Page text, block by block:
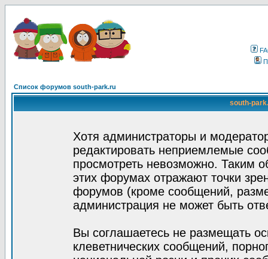
Список форумов south-park.ru
south-
Хотя администраторы и
редактировать неприемлемые
просмотреть невозможно. Таким
этих форумах отражают точки
форумов (кроме сообщений,
администрация не может быть
Вы соглашаетесь не размещать
клеветнических сообщений,